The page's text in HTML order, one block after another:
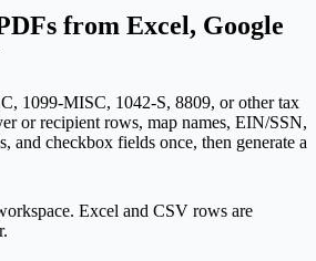
from Excel, Google
1099-MISC, 1042-S, 8809, or other tax
or recipient rows, map names, EIN/SSN,
and checkbox fields once, then generate a
Excel and CSV rows are